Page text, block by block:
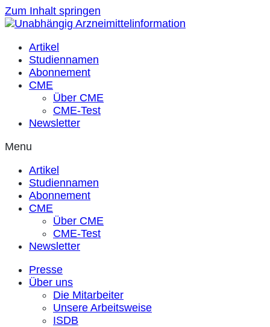
Zum Inhalt springen
Artikel
Studiennamen
Abonnement
CME
Über CME
CME-Test
Newsletter
Menu
Artikel
Studiennamen
Abonnement
CME
Über CME
CME-Test
Newsletter
Presse
Über uns
Die Mitarbeiter
Unsere Arbeitsweise
ISDB